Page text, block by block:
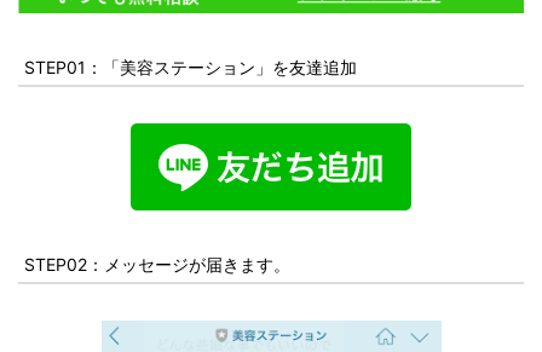
STEP01：「美容ステーション」を友達追加
STEP02：メッセージが届きます。